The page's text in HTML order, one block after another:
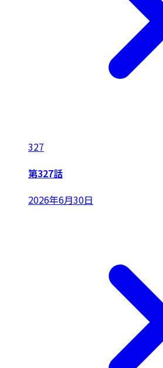
327
第327話
2026年6月30日